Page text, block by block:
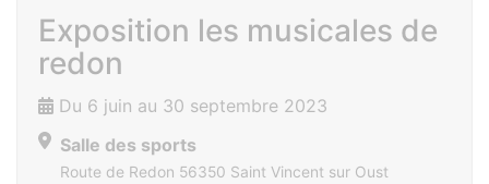
Exposition les musicales de
redon
Du 6 juin au 30 septembre 2023
Salle des sports
Route de Redon 56350 Saint Vincent sur Oust